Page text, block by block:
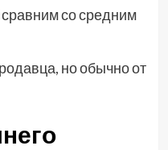
со средним
но обычно от